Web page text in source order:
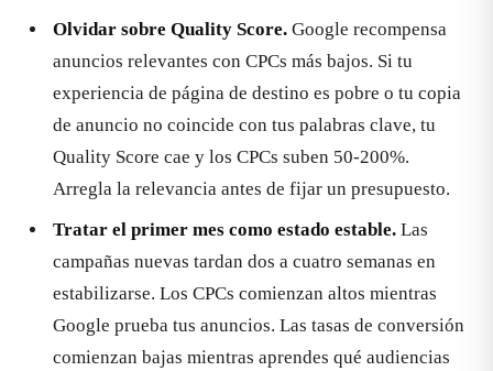
Olvidar sobre Quality Score. Google recompensa
anuncios relevantes con CPCs más bajos. Si tu
experiencia de página de destino es pobre o tu copia
de anuncio no coincide con tus palabras clave, tu
Quality Score cae y los CPCs suben 50-200%.
Arregla la relevancia antes de fijar un presupuesto.
Tratar el primer mes como estado estable. Las
campañas nuevas tardan dos a cuatro semanas en
estabilizarse. Los CPCs comienzan altos mientras
Google prueba tus anuncios. Las tasas de conversión
comienzan bajas mientras aprendes qué audiencias